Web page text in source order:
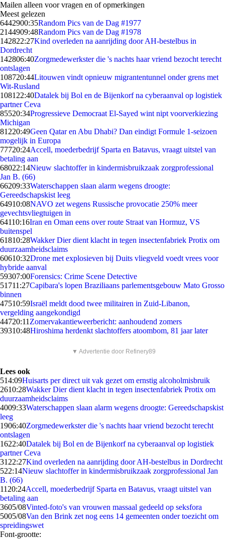
Mailen alleen voor vragen en of opmerkingen
Meest gelezen
6442900:35Random Pics van de Dag #1977
2144909:48Random Pics van de Dag #1978
142822:27Kind overleden na aanrijding door AH-bestelbus in
Dordrecht
142806:40Zorgmedewerkster die 's nachts haar vriend bezocht terecht
ontslagen
108720:44Litouwen vindt opnieuw migrantentunnel onder grens met
Wit-Rusland
1081 22:40Datalek bij Bol en de Bijenkorf na cyberaanval op logistiek
partner Ceva
85520:34Progressieve Democraat El-Sayed wint nipt voorverkiezing
Michigan
81220:49Geen Qatar en Abu Dhabi? Dan eindigt Formule 1-seizoen
mogelijk in Europa
77720:24Accell, moederbedrijf Sparta en Batavus, vraagt uitstel van
betaling aan
68022:14Nieuw slachtoffer in kindermisbruikzaak zorgprofessional
Jan B. (66)
66209:33Waterschappen slaan alarm wegens droogte:
Gereedschapskist leeg
64910:08NAVO zet wegens Russische provocatie 250% meer
gevechtsvliegtuigen in
64110:16Iran en Oman eens over route Straat van Hormuz, VS
buitenspel
61810:28Wakker Dier dient klacht in tegen insectenfabriek Protix om
duurzaamheidsclaims
60610:32Drone met explosieven bij Duits vliegveld voedt vrees voor
hybride aanval
59307:00Forensics: Crime Scene Detective
51711:27Capibara's lopen Braziliaans parlementsgebouw Mato Grosso
binnen
47510:59Israël meldt dood twee militairen in Zuid-Libanon,
vergelding aangekondigd
44720:11 Zomervakantieweerbericht: aanhoudend zomers
39310:48Hiroshima herdenkt slachtoffers atoombom, 81 jaar later
▼ Advertentie door Refinery89
Lees ook
514:09Huisarts per direct uit vak gezet om ernstig alcoholmisbruik
2610:28Wakker Dier dient klacht in tegen insectenfabriek Protix om
duurzaamheidsclaims
4009:33Waterschappen slaan alarm wegens droogte: Gereedschapskist
leeg
1906:40Zorgmedewerkster die 's nachts haar vriend bezocht terecht
ontslagen
1622:40Datalek bij Bol en de Bijenkorf na cyberaanval op logistiek
partner Ceva
31 22:27Kind overleden na aanrijding door AH-bestelbus in Dordrecht
522:14Nieuw slachtoffer in kindermisbruikzaak zorgprofessional Jan
B. (66)
11 20:24Accell, moederbedrijf Sparta en Batavus, vraagt uitstel van
betaling aan
3605/08Vinted-foto's van vrouwen massaal gedeeld op seksfora
5005/08Van den Brink zet nog eens 14 gemeenten onder toezicht om
spreidingswet
Font-grootte: